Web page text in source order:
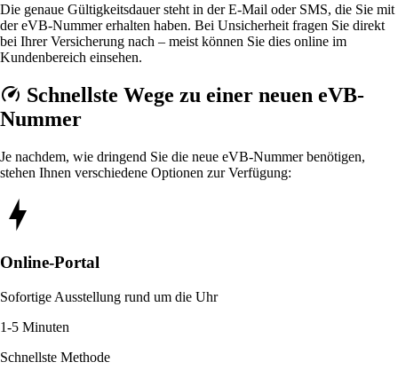
Die genaue Gültigkeitsdauer steht in der E-Mail oder SMS, die Sie mit
der eVB-Nummer erhalten haben. Bei Unsicherheit fragen Sie direkt
bei Ihrer Versicherung nach – meist können Sie dies online im
Kundenbereich einsehen.
Schnellste Wege zu einer neuen eVB-
Nummer
Je nachdem, wie dringend Sie die neue eVB-Nummer benötigen,
stehen Ihnen verschiedene Optionen zur Verfügung:
Online-Portal
Sofortige Ausstellung rund um die Uhr
1-5 Minuten
Schnellste Methode